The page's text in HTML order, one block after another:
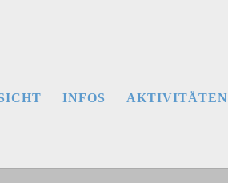
INFOS AKTIVITÄTEN